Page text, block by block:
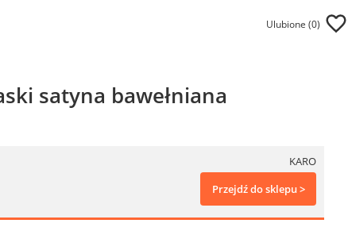
Ulubione (0)
satyna bawełniana
KARO
Przejdź do sklepu >